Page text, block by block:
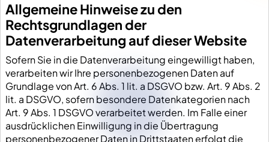
Allgemeine Hinweise zu den
Rechtsgrundlagen der
Datenverarbeitung auf dieser Website
Sofern Sie in die Datenverarbeitung eingewilligt haben,
verarbeiten wir Ihre personenbezogenen Daten auf
Grundlage von Art. 6 Abs. 1 lit. a DSGVO bzw. Art. 9 Abs. 2
lit. a DSGVO, sofern besondere Datenkategorien nach
Art. 9 Abs. 1 DSGVO verarbeitet werden. Im Falle einer
ausdrücklichen Einwilligung in die Übertragung
personenbezogener Daten in Drittstaaten erfolgt die